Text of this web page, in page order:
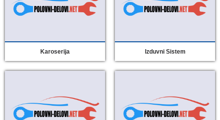
Karoserija Izduvni Sistem